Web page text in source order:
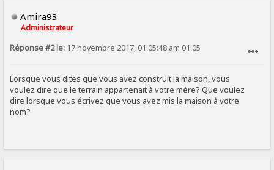
Amira93
Administrateur
Réponse #2 le: 17 novembre 2017, 01:05:48 am 01:05
Lorsque vous dites que vous avez construit la maison, vous
voulez dire que le terrain appartenait à votre mère? Que voulez
dire lorsque vous écrivez que vous avez mis la maison à votre
nom?